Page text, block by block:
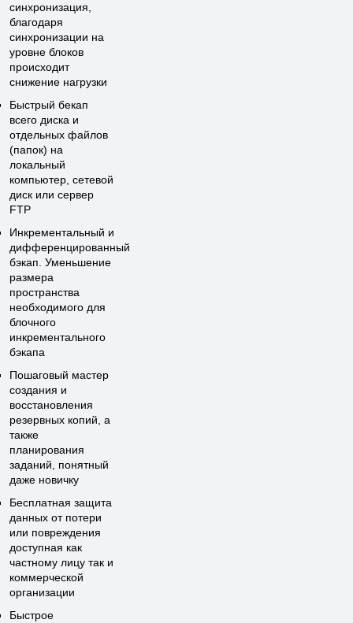
синхронизация,
благодаря
синхронизации на
уровне блоков
происходит
снижение нагрузки
Быстрый бекап
всего диска и
отдельных файлов
(папок) на
локальный
компьютер, сетевой
диск или сервер
FTP
Инкрементальный и
дифференцированный
бэкап. Уменьшение
размера
пространства
необходимого для
блочного
инкрементального
бэкапа
Пошаговый мастер
создания и
восстановления
резервных копий, а
также
планирования
заданий, понятный
даже новичку
Бесплатная защита
данных от потери
или повреждения
доступная как
частному лицу так и
коммерческой
организации
Быстрое